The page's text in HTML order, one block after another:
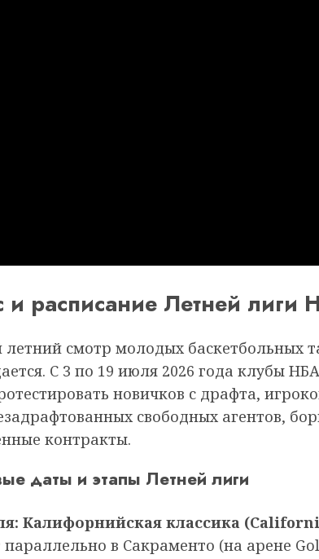
и расписание Летней лиги
смотр молодых баскетбольных
С 3 по 19 июля 2026 года клубы
новичков с драфта,
свободных агентов,
контракты.
даты и этапы Летней лиги
Калифорнийская классика
в Сакраменто (на арене